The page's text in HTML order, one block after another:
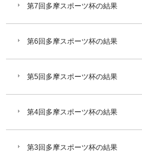
第7回多摩スポーツ杯の結果
第6回多摩スポーツ杯の結果
第5回多摩スポーツ杯の結果
第4回多摩スポーツ杯の結果
第3回多摩スポーツ杯の結果